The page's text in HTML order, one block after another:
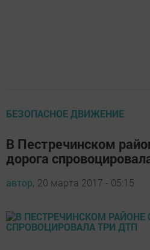
БЕЗОПАСНОЕ ДВИЖЕНИЕ
В Пестречинском
дорога
автор, 20 марта 2017 - 05:15